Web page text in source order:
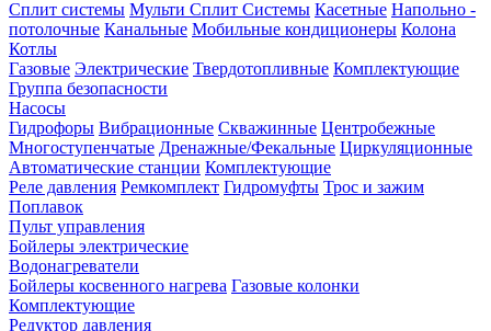
Сплит системы Мульти Сплит Системы Касетные Напольно -
потолочные Канальные Мобильные кондиционеры Колона
Котлы
Газовые Электрические Твердотопливные Комплектующие
Группа безопасности
Насосы
Гидрофоры Вибрационные Скважинные Центробежные
Многоступенчатые Дренажные/Фекальные Циркуляционные
Автоматические станции Комплектующие
Реле давления Ремкомплект Гидромуфты Трос и зажим
Поплавок
Пульт управления
Бойлеры электрические
Водонагреватели
Бойлеры косвенного нагрева Газовые колонки
Комплектующие
Редуктор давления